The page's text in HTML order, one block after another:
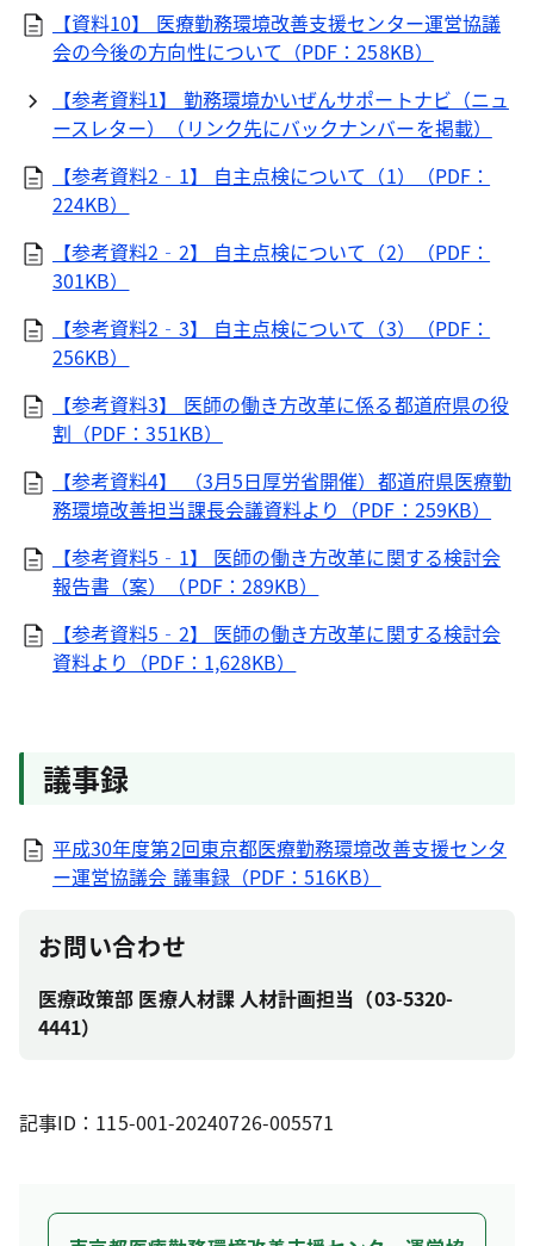
【資料10】 医療勤務環境改善支援センター運営協議
会の今後の方向性について（PDF：258KB）
【参考資料1】 勤務環境かいぜんサポートナビ（ニュ
ースレター）（リンク先にバックナンバーを掲載）
【参考資料2‐1】 自主点検について（1）（PDF：
224KB）
【参考資料2‐2】 自主点検について（2）（PDF：
301KB）
【参考資料2‐3】 自主点検について（3）（PDF：
256KB）
【参考資料3】 医師の働き方改革に係る都道府県の役
割（PDF：351KB）
【参考資料4】 （3月5日厚労省開催）都道府県医療勤
務環境改善担当課長会議資料より（PDF：259KB）
【参考資料5‐1】 医師の働き方改革に関する検討会
報告書（案）（PDF：289KB）
【参考資料5‐2】 医師の働き方改革に関する検討会
資料より（PDF：1,628KB）
議事録
平成30年度第2回東京都医療勤務環境改善支援センタ
ー運営協議会 議事録（PDF：516KB）
お問い合わせ
医療政策部 医療人材課 人材計画担当（03-5320-
4441）
記事ID：115-001-20240726-005571